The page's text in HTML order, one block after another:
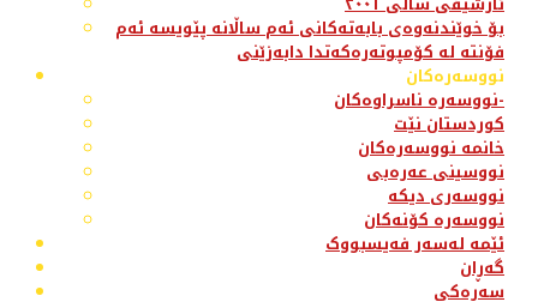
بۆ خوێندنەوەی بابەتەکانی ئەم ساڵانە پێویسە ئەم
فۆنتە لە کۆمپوتەرەکەتدا دابەزێنی
نووسەرەکان
نووسەرە ناسراوەکان-
کوردستان نێت
خانمە نووسەرەکان
نووسینی عەرەبی
نووسەری دیکە
نووسەرە کۆنەکان
ئێمە لەسەر فەیسبووک
گەڕان
سەرەکی